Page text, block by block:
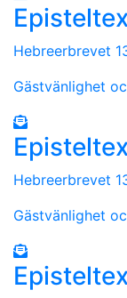
Hebreerbrevet
Gästvänlighet
Hebreerbrevet
Gästvänlighet